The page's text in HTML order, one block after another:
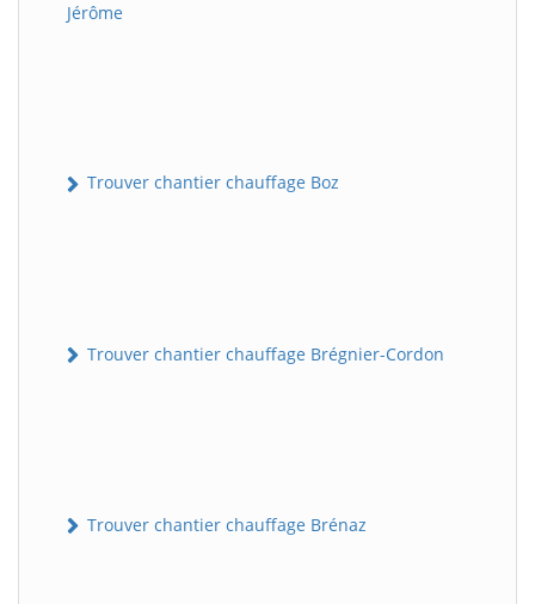
Jérôme
Trouver chantier chauffage Boz
Trouver chantier chauffage Brégnier-Cordon
Trouver chantier chauffage Brénaz